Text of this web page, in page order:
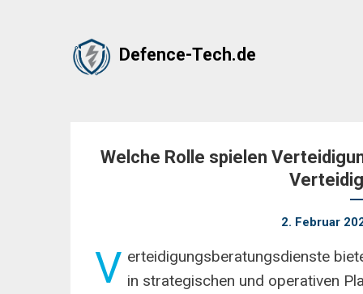
Defence-Tech.de
Welche Rolle spielen
2. Februar
V erteidigungsberatungsdienste
in strategischen und operativen